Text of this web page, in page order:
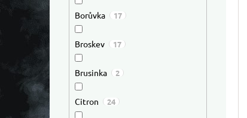
Borůvka 17
Broskev 17
Brusinka 2
Citron 24